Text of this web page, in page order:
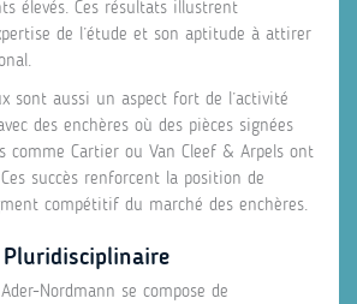
élevés. Ces résultats illustrent
de l’étude et son aptitude à attirer
sont aussi un aspect fort de l’activité
des enchères où des pièces signées
comme Cartier ou Van Cleef & Arpels ont
succès renforcent la position de
compétitif du marché des enchères.
Ader-Nordmann se compose de